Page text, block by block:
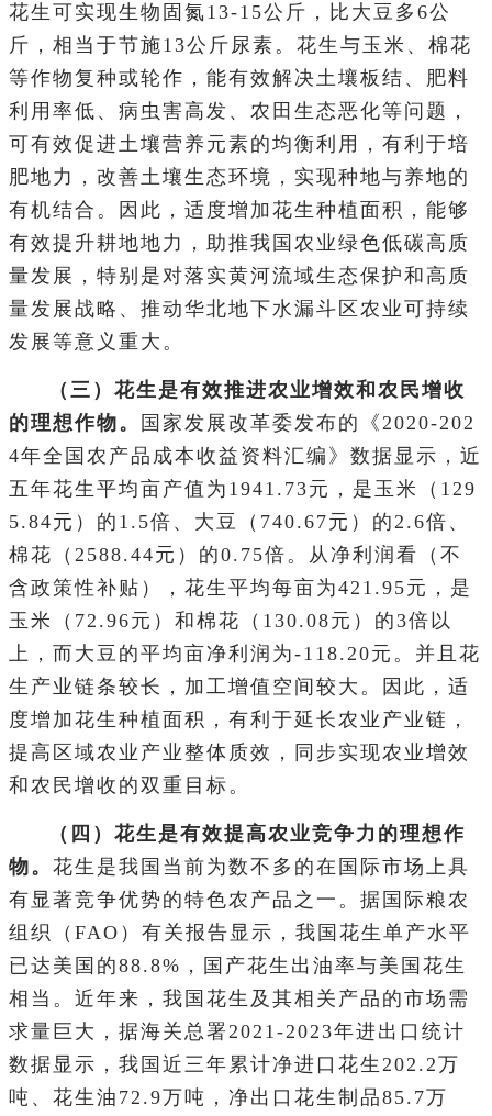
花生可实现生物固氮13-15公斤，比大豆多6公
斤，相当于节施13公斤尿素。花生与玉米、棉花
等作物复种或轮作，能有效解决土壤板结、肥料
利用率低、病虫害高发、农田生态恶化等问题，
可有效促进土壤营养元素的均衡利用，有利于培
肥地力，改善土壤生态环境，实现种地与养地的
有机结合。因此，适度增加花生种植面积，能够
有效提升耕地地力，助推我国农业绿色低碳高质
量发展，特别是对落实黄河流域生态保护和高质
量发展战略、推动华北地下水漏斗区农业可持续
发展等意义重大。
（三）花生是有效推进农业增效和农民增收
的理想作物。
国家发展改革委发布的《2020-202
4年全国农产品成本收益资料汇编》数据显示，近
五年花生平均亩产值为1941.73元，是玉米（129
5.84元）的1.5倍、大豆（740.67元）的2.6倍、
棉花（2588.44元）的0.75倍。从净利润看（不
含政策性补贴），花生平均每亩为421.95元，是
玉米（72.96元）和棉花（130.08元）的3倍以
上，而大豆的平均亩净利润为-118.20元。并且花
生产业链条较长，加工增值空间较大。因此，适
度增加花生种植面积，有利于延长农业产业链，
提高区域农业产业整体质效，同步实现农业增效
和农民增收的双重目标。
（四）花生是有效提高农业竞争力的理想作
物。 花生是我国当前为数不多的在国际市场上具
有显著竞争优势的特色农产品之一。据国际粮农
组织（FAO）有关报告显示，我国花生单产水平
已达美国的88.8%，国产花生出油率与美国花生
相当。近年来，我国花生及其相关产品的市场需
求量巨大，据海关总署2021-2023年进出口统计
数据显示，我国近三年累计净进口花生202.2万
吨、花生油72.9万吨，净出口花生制品85.7万